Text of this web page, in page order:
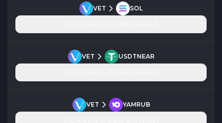
VET SOL
VET USDTNEAR
VET YAMRUB